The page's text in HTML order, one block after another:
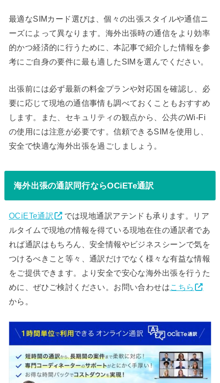
最適なSIMカード選びは、個々の出張スタイルや通信ニ
ーズによって異なります。海外出張時の通信をより効率
的かつ経済的に行うために、本記事で紹介した情報を参
考にご自身の要件に最も適したSIMを選んでください。
出張前には必ず最新の料金プランや対応国を確認し、必
要に応じて現地の通信事情も調べておくこともおすすめ
します。また、セキュリティの観点から、公共のWi-Fi
の使用には注意が必要です。信頼できるSIMを使用し、
安全で快適な海外出張を過ごしましょう。
海外出張の通訳同行ならOCiETe通訳
OCiETe通訳
では現地通訳アテンドも承ります。リア
ルタイムで現地の情報を得ている現地在住の通訳者であ
れば通訳はもちろん、安全情報やビジネスシーンで気を
つけるべきこと等々、通訳だけでなく様々な有益な情報
をご提供できます。より安全で安心な海外出張を行うた
めに、ぜひご検討ください。お問い合わせはこちら
から。